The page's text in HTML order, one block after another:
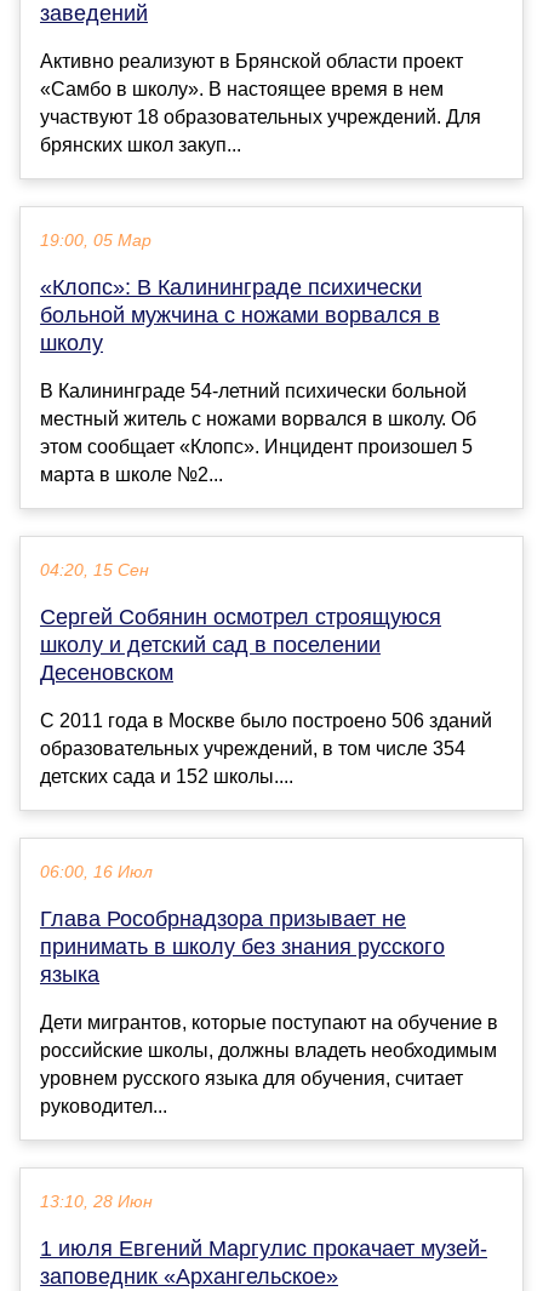
заведений
Активно реализуют в Брянской области проект
«Самбо в школу». В настоящее время в нем
участвуют 18 образовательных учреждений. Для
брянских школ закуп...
19:00, 05 Мар
«Клопс»: В Калининграде психически
больной мужчина с ножами ворвался в
школу
В Калининграде 54-летний психически больной
местный житель с ножами ворвался в школу. Об
этом сообщает «Клопс». Инцидент произошел 5
марта в школе №2...
04:20, 15 Сен
Сергей Собянин осмотрел строящуюся
школу и детский сад в поселении
Десеновском
С 2011 года в Москве было построено 506 зданий
образовательных учреждений, в том числе 354
детских сада и 152 школы....
06:00, 16 Июл
Глава Рособрнадзора призывает не
принимать в школу без знания русского
языка
Дети мигрантов, которые поступают на обучение в
российские школы, должны владеть необходимым
уровнем русского языка для обучения, считает
руководител...
13:10, 28 Июн
1 июля Евгений Маргулис прокачает музей-
заповедник «Архангельское»